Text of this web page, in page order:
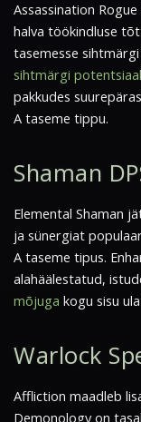
Assassination
halva töökindluse
tasemesse
sihtmärgi
pakkudes
A taseme tippu.
Shaman
Elemental Shaman
ja sünergiat
A taseme tipus.
alahäälestatud,
mõjuga kogu sisu
Warlock
Affliction maadleb
Demonology on